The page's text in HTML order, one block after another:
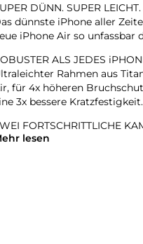
DÜNN. SUPER
dünnste iPhone aller
iPhone Air so unfassbar
ALS JEDES
Rahmen aus
für 4x höheren
3x bessere Kratzfestigkeit.
FORTSCHRITTLICHE
MP Fusion Kamera-
lesen